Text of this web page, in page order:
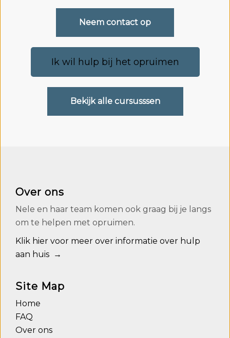
Neem contact op
Ik wil hulp bij het opruimen
Bekijk alle cursusssen
Over ons
Nele en haar team komen ook graag bij je langs
om te helpen met opruimen.
Klik hier voor meer over informatie over hulp
aan huis →
Site Map
Home
FAQ
Over ons